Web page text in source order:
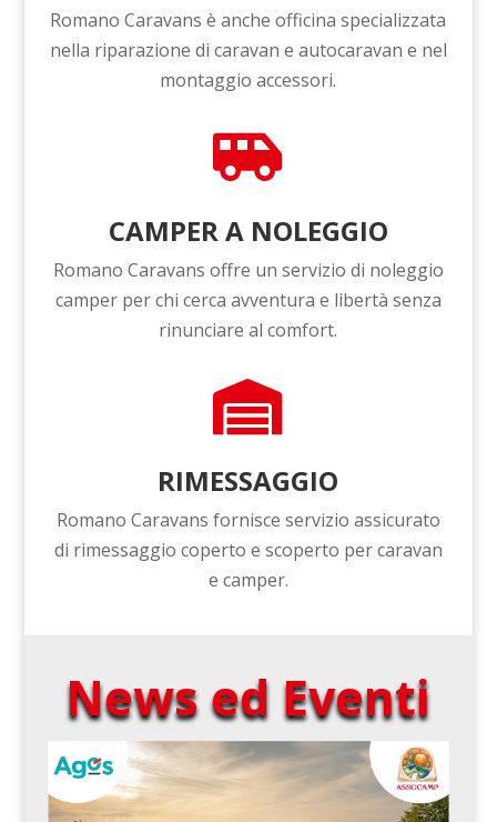
Romano Caravans è ancheofficina specializzata
nella riparazione di caravan e autocaravan e nel
montaggio accessori.

CAMPER A NOLEGGIO
Romano Caravans offre un servizio di noleggio
camper per chi cerca avventura e libertà senza
rinunciare al comfort.

RIMESSAGGIO
Romano Caravans fornisce servizio assicurato
di rimessaggio coperto e scoperto per caravan
e camper.
News ed Eventi